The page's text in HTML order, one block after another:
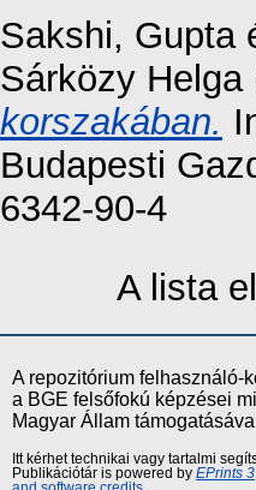
Sakshi, Gupta
Sárközy Helga
korszakában.
Budapesti
6342-90-4
A lista
A repozitórium felhasználó-
a BGE felsőfokú képzései
Magyar Állam
Itt kérhet technikai vagy tartalmi
Publikációtár is powered by EPrints 3